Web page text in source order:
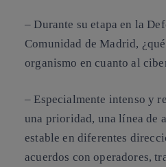
–Durante su etapa en la
Comunidad de Madrid,
organismo en cuanto al
– Especialmente intenso y
una prioridad, una línea de
estable en diferentes
acuerdos con operadores,